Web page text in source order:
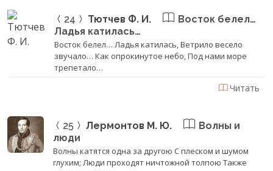
24 Тютчев Ф. И.
Восток белел…
Ладья катилась…
Восток белел… Ладья катилась, Ветрило весело
звучало… Как опрокинутое небо, Под нами море
трепетало…
Читать
25 Лермонтов М. Ю.
Волны и
люди
Волны катятся одна за другою С плеском и шумом
глухим; Люди проходят ничтожной толпою Также